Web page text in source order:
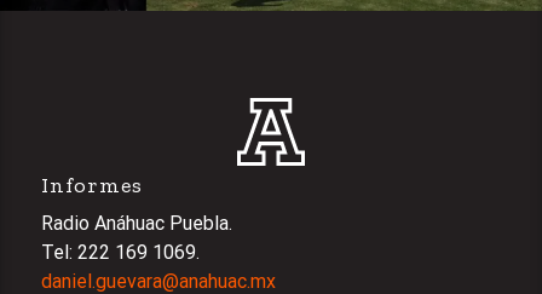
Informes
Radio Anáhuac Puebla.
Tel: 222 169 1069.
daniel.guevara@anahuac.mx